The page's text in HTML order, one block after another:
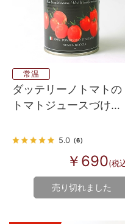
常温
ダッテリーノトマトの
トマトジュースづけ
5.0（6）
￥690(税
売り切れました